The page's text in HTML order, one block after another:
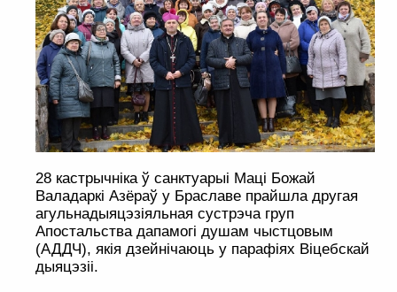
28 кастрычніка ў санктуарыі Маці Божай
Валадаркі Азёраў у Браславе прайшла другая
агульнадыяцэзіяльная сустрэча груп
Апостальства дапамогі душам чыстцовым
(АДДЧ), якія дзейнічаюць у парафіях Віцебскай
дыяцэзіі.